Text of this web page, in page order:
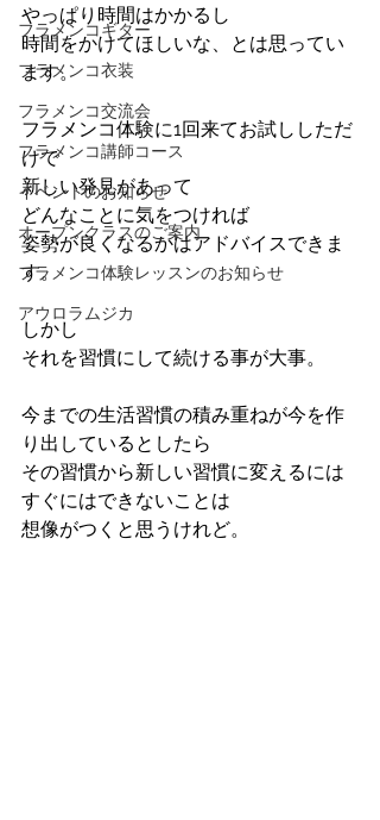
フラメンコギター
フラメンコ衣装
フラメンコ交流会
フラメンコ講師コース
イベントのお知らせ
オープンクラスのご案内
フラメンコ体験レッスンのお知らせ
アウロラムジカ
やっぱり時間はかかるし
時間をかけてほしいな、とは思ってい
ます。
フラメンコ体験に1回来てお試ししただ
けで
新しい発見があって
どんなことに気をつければ
姿勢が良くなるかはアドバイスできま
す。
しかし
それを習慣にして続ける事が大事。
今までの生活習慣の積み重ねが今を作
り出しているとしたら
その習慣から新しい習慣に変えるには
すぐにはできないことは
想像がつくと思うけれど。